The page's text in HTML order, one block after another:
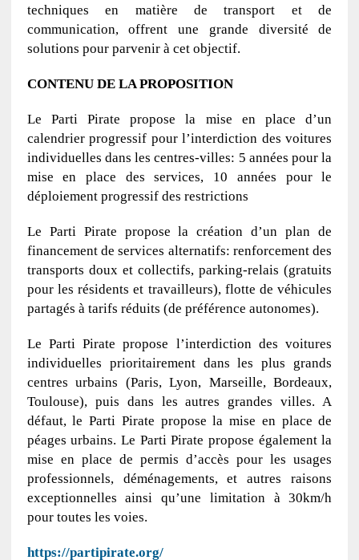
techniques en matière de transport et de
communication, offrent une grande diversité de
solutions pour parvenir à cet objectif.
CONTENU DE LA PROPOSITION
Le Parti Pirate propose la mise en place d’un
calendrier progressif pour l’interdiction des voitures
individuelles dans les centres-villes: 5 années pour la
mise en place des services, 10 années pour le
déploiement progressif des restrictions
Le Parti Pirate propose la création d’un plan de
financement de services alternatifs: renforcement des
transports doux et collectifs, parking-relais (gratuits
pour les résidents et travailleurs), flotte de véhicules
partagés à tarifs réduits (de préférence autonomes).
Le Parti Pirate propose l’interdiction des voitures
individuelles prioritairement dans les plus grands
centres urbains (Paris, Lyon, Marseille, Bordeaux,
Toulouse), puis dans les autres grandes villes. A
défaut, le Parti Pirate propose la mise en place de
péages urbains. Le Parti Pirate propose également la
mise en place de permis d’accès pour les usages
professionnels, déménagements, et autres raisons
exceptionnelles ainsi qu’une limitation à 30km/h
pour toutes les voies.
https://partipirate.org/